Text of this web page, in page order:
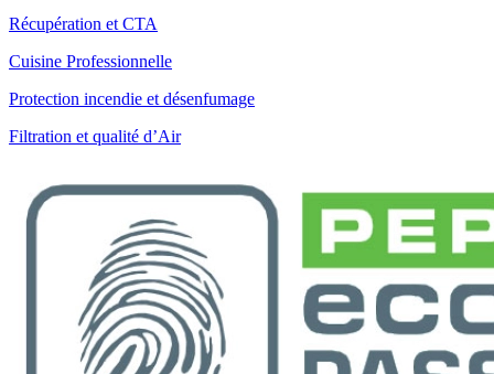
Récupération et CTA
Cuisine Professionnelle
Protection incendie et désenfumage
Filtration et qualité d’Air